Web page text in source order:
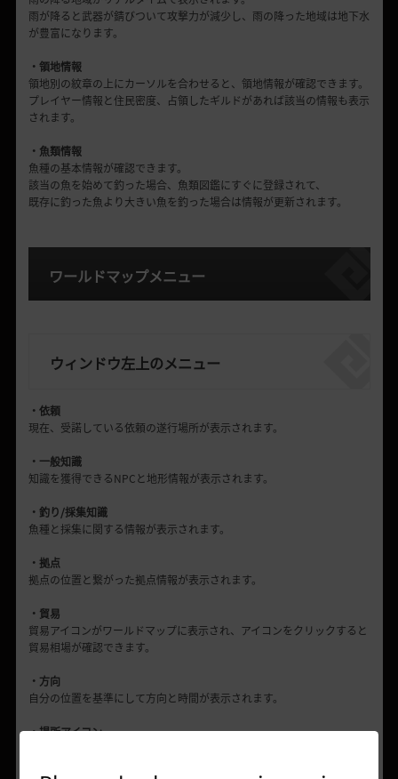
雨が降ると武器が錆びついて攻撃力が減少し、雨の降った地域は地下水
が豊富になります。
・領地情報
領地別の紋章の上にカーソルを合わせると、領地情報が確認できます。
プレイヤー情報と住民密度、占領したギルドがあれば該当の情報も表示
されます。
・魚類情報
魚種の基本情報が確認できます。
該当の魚を始めて釣った場合、魚類図鑑にすぐに登録されて、
既存に釣った魚より大きい魚を釣った場合は情報が更新されます。
ワールドマップメニュー
ウィンドウ左上のメニュー
・依頼
現在、受諾している依頼の遂行場所が表示されます。
・一般知識
知識を獲得できるNPCと地形情報が表示されます。
・釣り/採集知識
魚種と採集に関する情報が表示されます。
・拠点
拠点の位置と繋がった拠点情報が表示されます。
・貿易
貿易アイコンがワールドマップに表示され、アイコンをクリックすると
貿易相場が確認できます。
・方向
自分の位置を基準にして方向と時間が表示されます。
・場所アイコン